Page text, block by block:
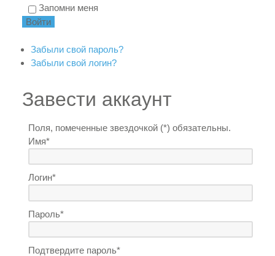
Запомни меня
Забыли свой пароль?
Забыли свой логин?
Завести аккаунт
Поля, помеченные звездочкой (*) обязательны.
Имя*
Логин*
Пароль*
Подтвердите пароль*